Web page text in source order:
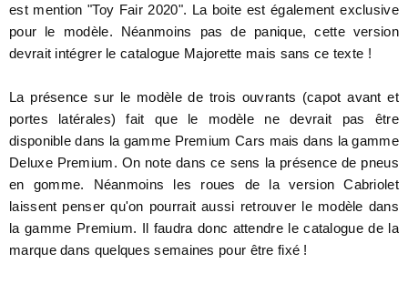
est mention "Toy Fair 2020". La boite est également exclusive
pour le modèle. Néanmoins pas de panique, cette version
devrait intégrer le catalogue Majorette mais sans ce texte !
La présence sur le modèle de trois ouvrants (capot avant et
portes latérales) fait que le modèle ne devrait pas être
disponible dans la gamme Premium Cars mais dans la gamme
Deluxe Premium. On note dans ce sens la présence de pneus
en gomme. Néanmoins les roues de la version Cabriolet
laissent penser qu'on pourrait aussi retrouver le modèle dans
la gamme Premium. Il faudra donc attendre le catalogue de la
marque dans quelques semaines pour être fixé !